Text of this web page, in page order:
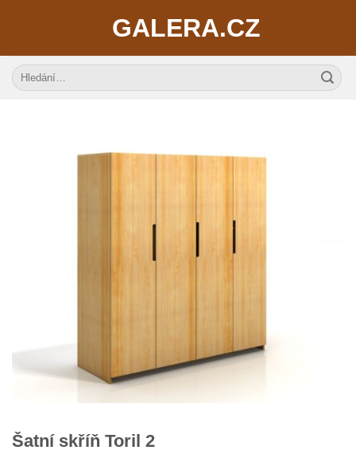
GALERA.CZ
Hledat:
Šatní skříň Toril 2